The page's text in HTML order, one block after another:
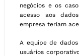
negócios e os
acesso aos
empresa teriam
A equipe de
usuários